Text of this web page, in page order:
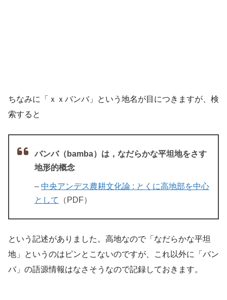
ちなみに「ｘｘバンバ」という地名が目につきますが、検
索すると
バンバ（bamba）は，なだらかな平坦地をさす
地形的概念
– 中央アンデス農耕文化論 : とくに高地部を中心
として
（PDF）
という記述がありました。高地なので「なだらかな平坦
地」というのはピンとこないのですが、これ以外に「バン
バ」の語源情報はなさそうなので記録しておきます。